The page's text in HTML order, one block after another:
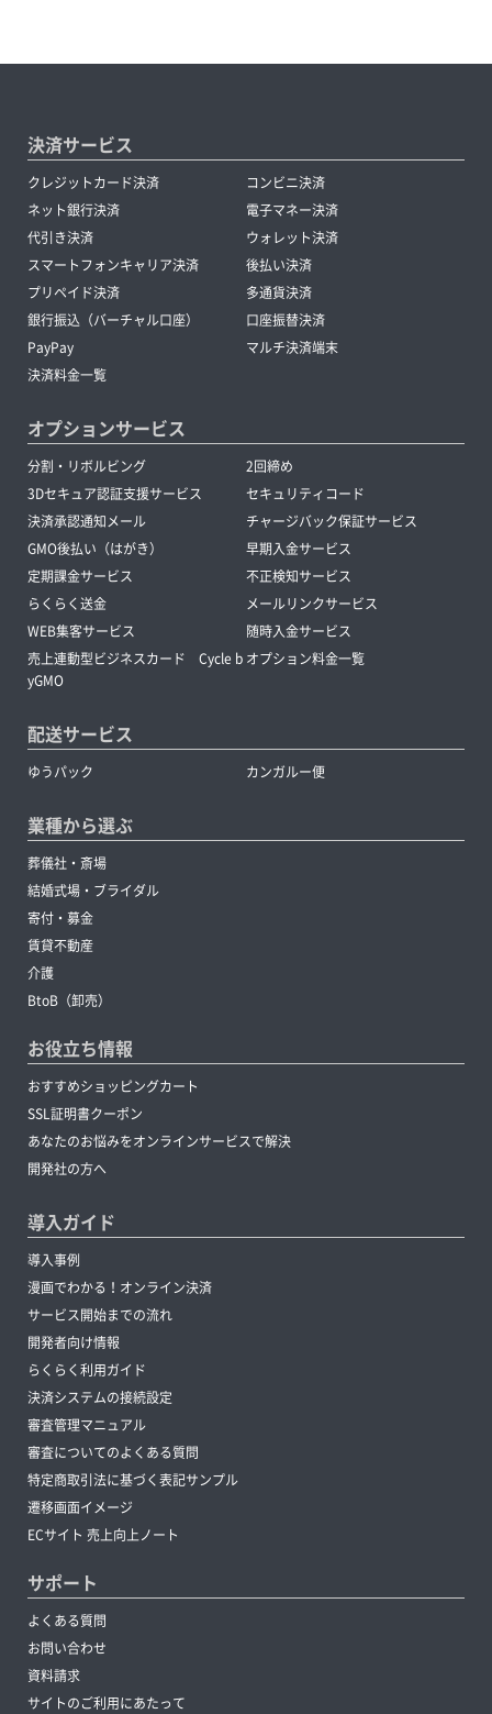
決済サービス
クレジットカード決済
コンビニ決済
ネット銀行決済
電子マネー決済
代引き決済
ウォレット決済
スマートフォンキャリア決済
後払い決済
プリペイド決済
多通貨決済
銀行振込（バーチャル口座）
口座振替決済
PayPay
マルチ決済端末
決済料金一覧
オプションサービス
分割・リボルビング
2回締め
3Dセキュア認証支援サービス
セキュリティコード
決済承認通知メール
チャージバック保証サービス
GMO後払い（はがき）
早期入金サービス
定期課金サービス
不正検知サービス
らくらく送金
メールリンクサービス
WEB集客サービス
随時入金サービス
売上連動型ビジネスカード Cycle b
yGMO
オプション料金一覧
配送サービス
ゆうパック カンガルー便
業種から選ぶ
葬儀社・斎場
結婚式場・ブライダル
寄付・募金
賃貸不動産
介護
BtoB（卸売）
お役立ち情報
おすすめショッピングカート
SSL証明書クーポン
あなたのお悩みをオンラインサービスで解決
開発社の方へ
導入ガイド
導入事例
漫画でわかる！オンライン決済
サービス開始までの流れ
開発者向け情報
らくらく利用ガイド
決済システムの接続設定
審査管理マニュアル
審査についてのよくある質問
特定商取引法に基づく表記サンプル
遷移画面イメージ
ECサイト 売上向上ノート
サポート
よくある質問
お問い合わせ
資料請求
サイトのご利用にあたって